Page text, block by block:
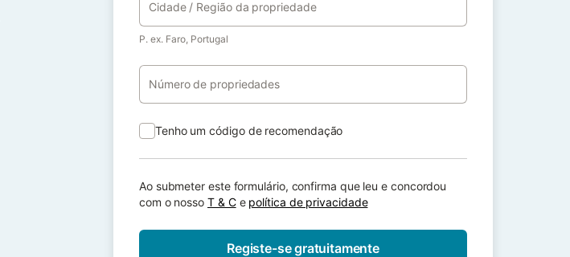
P. ex. Faro, Portugal
Cidade / Região da propriedade
Número de propriedades
Tenho um código de recomendação
Ao submeter este formulário, confirma que leu e concordou
com o nosso T & C e política de privacidade
Registe-se gratuitamente